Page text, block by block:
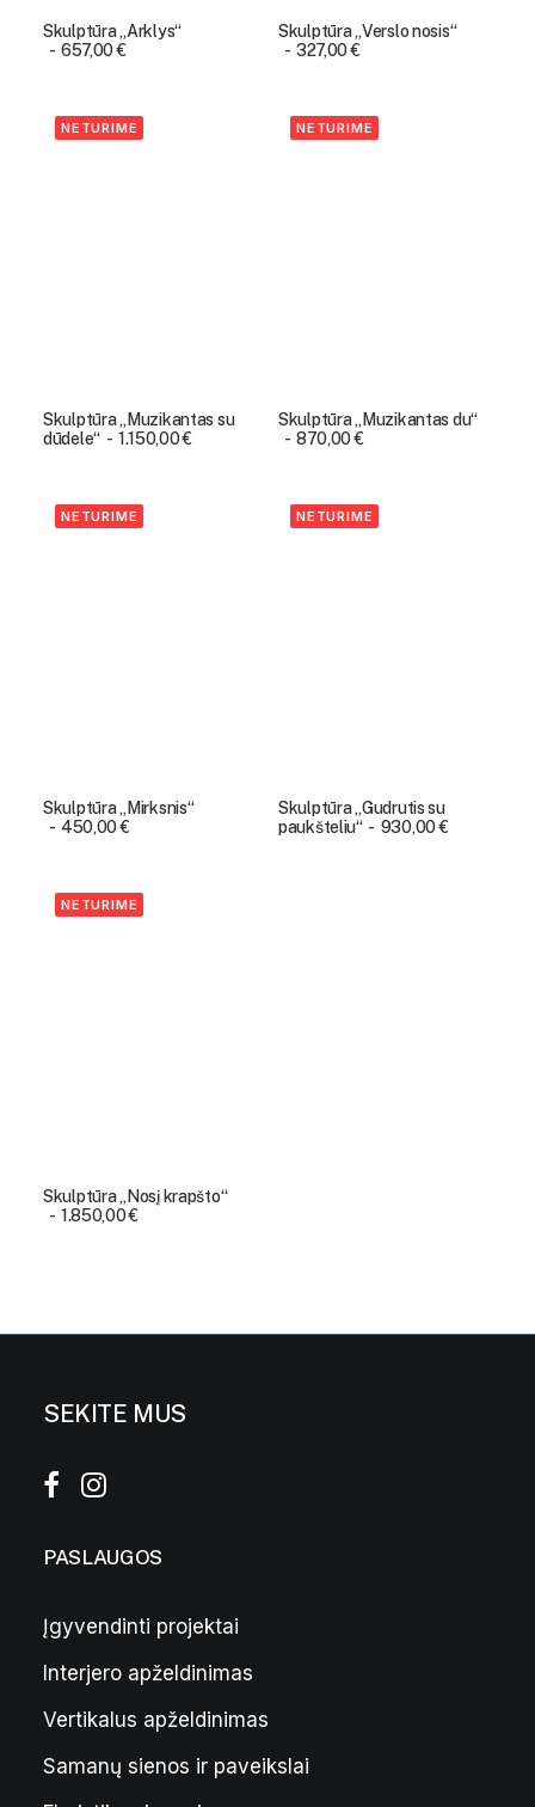
Skulptūra „Arklys“
657,00€
Skulptūra „Verslo nosis“
327,00€
NETURIME
Skulptūra „Muzikantas su
dūdele“
1.150,00€
NETURIME
Skulptūra „Muzikantas du“
870,00€
NETURIME
Skulptūra „Mirksnis“
450,00€
NETURIME
Skulptūra „Gudrutis su
paukšteliu“
930,00€
NETURIME
Skulptūra „Nosį krapšto“
1.850,00€
SEKITE MUS
PASLAUGOS
Įgyvendinti projektai
Interjero apželdinimas
Vertikalus apželdinimas
Samanų sienos ir paveikslai